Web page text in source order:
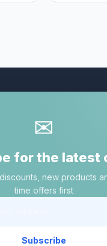
✉
for the latest
new products
time offers first
Subscribe